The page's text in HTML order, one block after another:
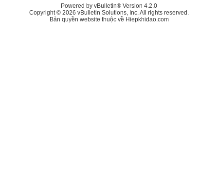
Powered by vBulletin® Version 4.2.0
Copyright © 2026 vBulletin Solutions, Inc. All rights reserved.
Bản quyền website thuộc về Hiepkhidao.com